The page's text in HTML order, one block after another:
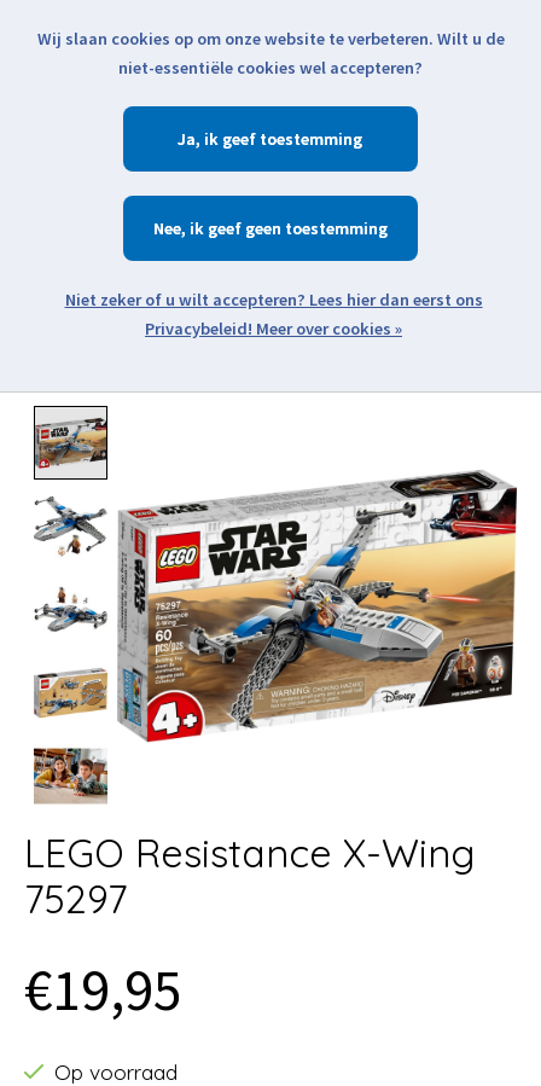
Klik voor actuele verzendinformatie...
Verlanglijst
Zoeken
Open webshop menu
LEGO Resistance X-Wing
75297
€19,95
Op voorraad
Wij slaan cookies op om onze website te verbeteren. Wilt u de
niet-essentiële cookies wel accepteren?
Ja
Nee
Meer over cookies »